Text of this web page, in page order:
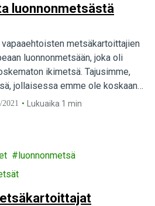
luonnonmetsästä
metsäkartoittajien
luonnonmetsään, joka oli
ikimetsä. Tajusimme,
jollaisessa emme ole koskaan
suomalaisista ei ole koskaan
2021 Lukuaika 1 min
luonnonmetsä